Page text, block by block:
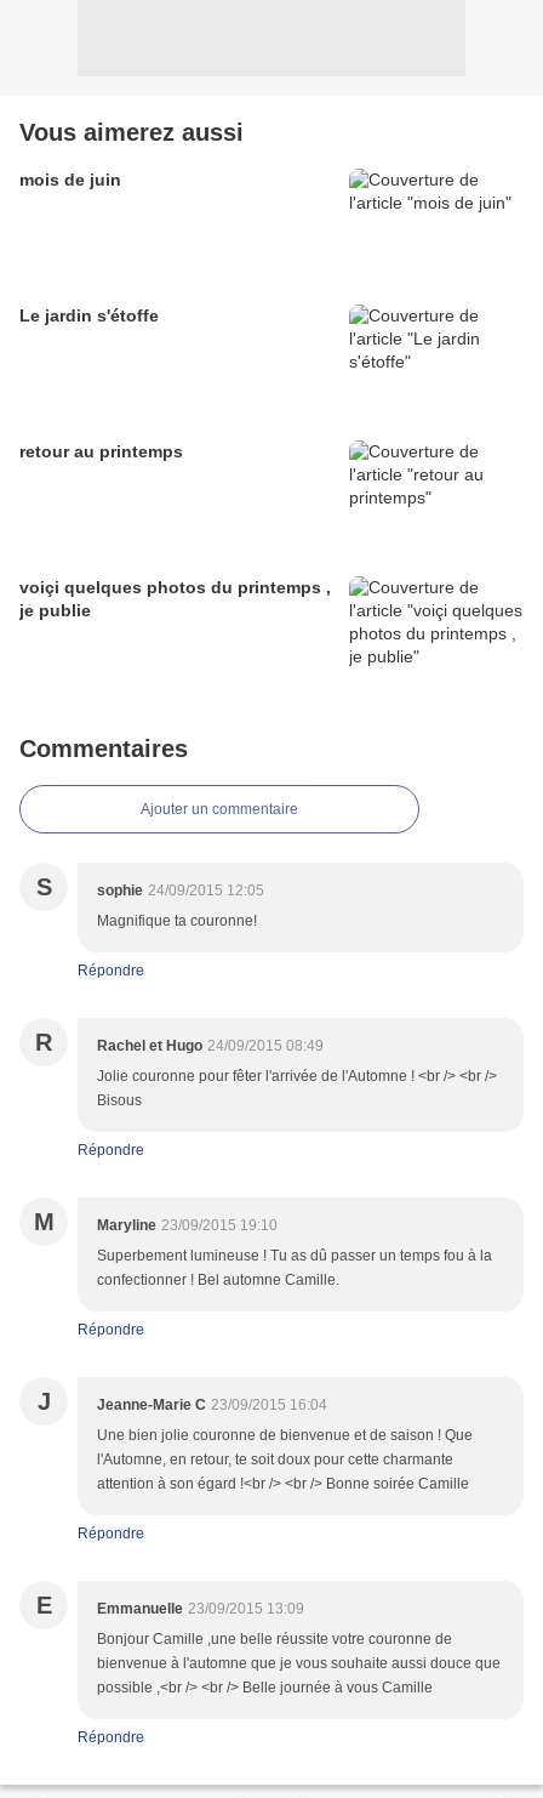
Vous aimerez aussi
mois de juin
Le jardin s'étoffe
retour au printemps
voiçi quelques photos du printemps ,
je publie
Commentaires
Ajouter un commentaire
S sophie 24/09/2015 12:05
Magnifique ta couronne!
Répondre
R Rachel et Hugo 24/09/2015 08:49
Jolie couronne pour fêter l'arrivée de l'Automne ! <br /> <br />
Bisous
Répondre
M Maryline 23/09/2015 19:10
Superbement lumineuse ! Tu as dû passer un temps fou à la
confectionner ! Bel automne Camille.
Répondre
J Jeanne-Marie C 23/09/2015 16:04
Une bien jolie couronne de bienvenue et de saison ! Que
l'Automne, en retour, te soit doux pour cette charmante
attention à son égard !<br /> <br /> Bonne soirée Camille
Répondre
E Emmanuelle 23/09/2015 13:09
Bonjour Camille ,une belle réussite votre couronne de
bienvenue à l'automne que je vous souhaite aussi douce que
possible ,<br /> <br /> Belle journée à vous Camille
Répondre